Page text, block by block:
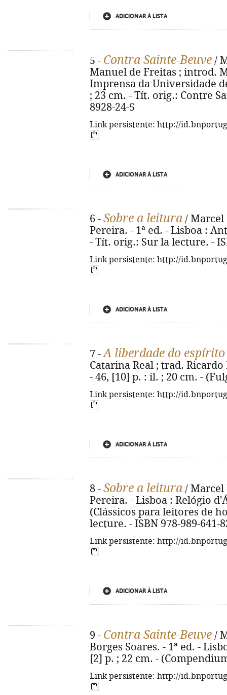
ADICIONAR À LISTA
5 - Contra Sainte-Beuve /
Manuel de Freitas ; introd.
Imprensa da Universidade
; 23 cm. - Tít. orig.: Contre
8928-24-5
Link persistente: http://
ADICIONAR À LISTA
6 - Sobre a leitura / Marcel
Pereira. - 1ª ed. - Lisboa :
- Tít. orig.: Sur la lecture. -
Link persistente: http://
ADICIONAR À LISTA
7 -A liberdade do espírito
Catarina Real ; trad.
- 46, [10] p. : il. ; 20 cm. -
Link persistente: http://
ADICIONAR À LISTA
8 - Sobre a leitura / Marcel
Pereira. - Lisboa : Relógio
(Clássicos para leitores de
lecture. - ISBN 978-989-641-
Link persistente: http://
ADICIONAR À LISTA
9 - Contra Sainte-Beuve /
Borges Soares. - 1ª ed. -
[2] p. ; 22 cm. -
Link persistente: http://